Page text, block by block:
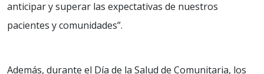
anticipar y superar las expectativas de nuestros
pacientes y comunidades”.
Además, durante el Día de la Salud de Comunitaria, los